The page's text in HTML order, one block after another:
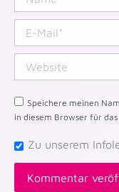
E-Mail *
Website
Speichere meinen
in diesem Browser für
Zu unserem
Kommentar